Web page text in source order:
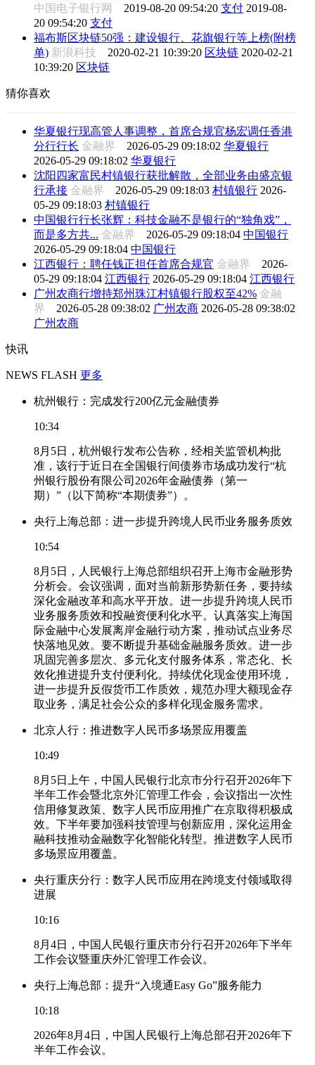
中国电子银行网 2019-08-20 09:54:20 支付 2019-08-
20 09:54:20 支付
福布斯区块链50强：建设银行、花旗银行等上榜(附榜
单) 新浪科技 2020-02-21 10:39:20 区块链 2020-02-21
10:39:20 区块链
猜你喜欢
华夏银行现高管人事调整，首席合规官杨宏调任香港
分行行长 金融界 2026-05-29 09:18:02 华夏银行
2026-05-29 09:18:02 华夏银行
沈阳四家富民村镇银行获批解散，全部业务由盛京银
行承接 金融界 2026-05-29 09:18:03 村镇银行 2026-
05-29 09:18:03 村镇银行
中国银行行长张辉：科技金融不是银行的“独角戏”，
而是多方共... 金融界 2026-05-29 09:18:04 中国银行
2026-05-29 09:18:04 中国银行
江西银行：聘任钱正担任首席合规官 金融界 2026-
05-29 09:18:04 江西银行 2026-05-29 09:18:04 江西银行
广州农商行增持郑州珠江村镇银行股权至42% 金融
界 2026-05-28 09:38:02 广州农商 2026-05-28 09:38:02
广州农商
快讯
NEWS FLASH 更多
杭州银行：完成发行200亿元金融债券
10:34
8月5日，杭州银行发布公告称，经相关监管机构批
准，该行于近日在全国银行间债券市场成功发行“杭
州银行股份有限公司2026年金融债券（第一
期）”（以下简称“本期债券”）。
央行上海总部：进一步提升跨境人民币业务服务质效
10:54
8月5日，人民银行上海总部组织召开上海市金融形势
分析会。会议强调，面对当前新形势新任务，要持续
深化金融改革和高水平开放。进一步提升跨境人民币
业务服务质效和投融资便利化水平。认真落实上海国
际金融中心发展离岸金融行动方案，推动试点业务尽
快落地见效。要不断提升基础金融服务质效。进一步
巩固完善多层次、多元化支付服务体系，常态化、长
效化推进提升支付便利化。持续优化现金使用环境，
进一步提升反假货币工作质效，规范办理大额现金存
取业务，满足社会公众的多样化现金服务需求。
北京人行：推进数字人民币多场景应用覆盖
10:49
8月5日上午，中国人民银行北京市分行召开2026年下
半年工作会暨北京外汇管理工作会，会议指出一次性
信用修复政策、数字人民币应用推广在京取得积极成
效。下半年要加强科技管理与创新应用，深化运用金
融科技推动金融数字化智能化转型。推进数字人民币
多场景应用覆盖。
央行重庆分行：数字人民币应用在跨境支付领域取得
进展
10:16
8月4日，中国人民银行重庆市分行召开2026年下半年
工作会议暨重庆外汇管理工作会议。
央行上海总部：提升“入境通Easy Go”服务能力
10:18
2026年8月4日，中国人民银行上海总部召开2026年下
半年工作会议。